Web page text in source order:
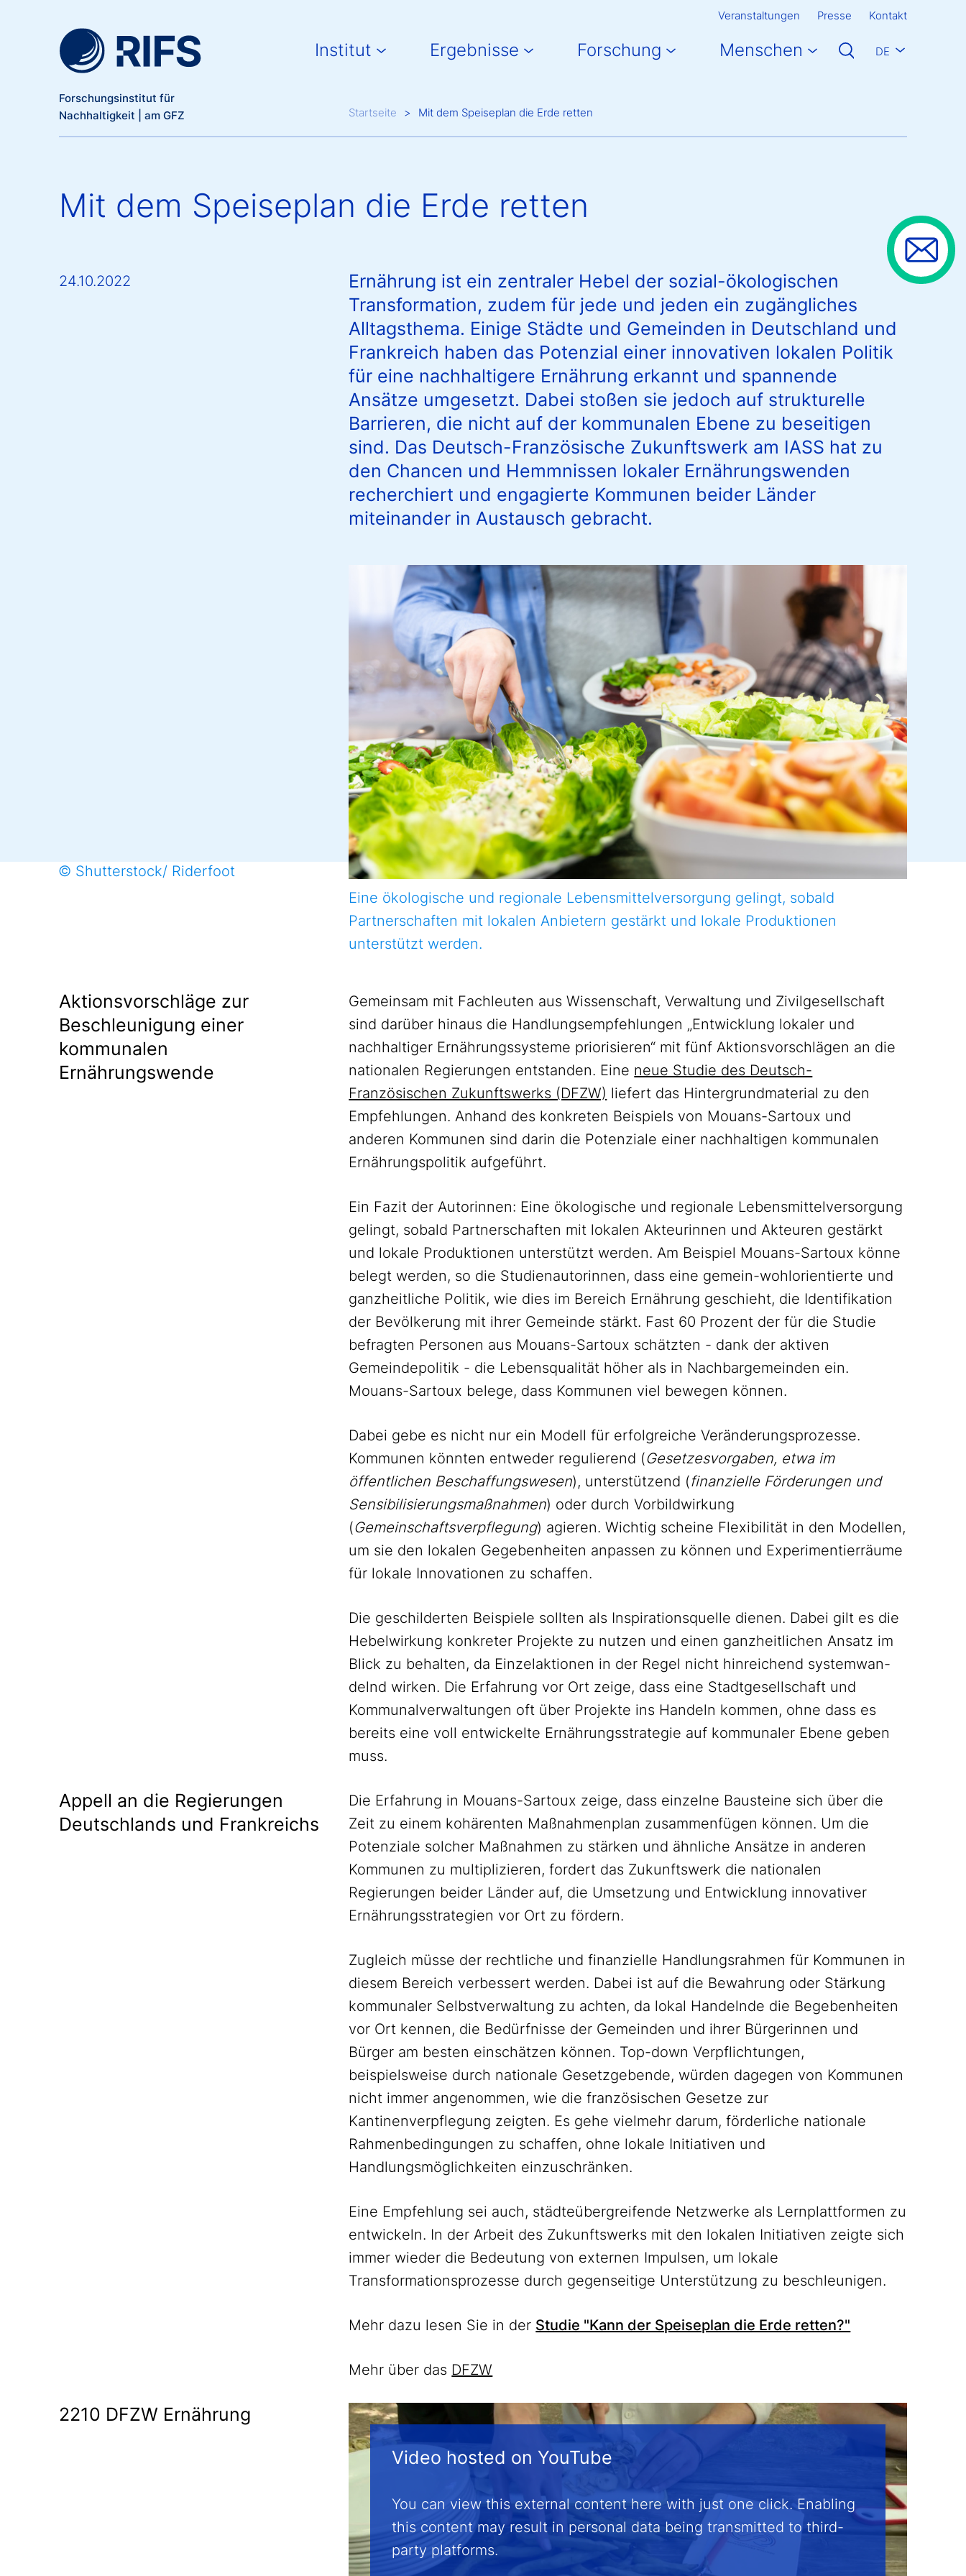
Veranstaltungen Presse Kontakt
Institut Ergebnisse Forschung Menschen DE
Forschungsinstitut für
Nachhaltigkeit | am GFZ
Breadcrumb
Startseite Mit dem Speiseplan die Erde retten
Mit dem Speiseplan die Erde retten
24.10.2022
Ernährung ist ein zentraler Hebel der sozial-ökologischen
Transformation, zudem für jede und jeden ein zugängliches
Alltagsthema. Einige Städte und Gemeinden in Deutschland und
Frankreich haben das Potenzial einer innovativen lokalen Politik
für eine nachhaltigere Ernährung erkannt und spannende
Ansätze umgesetzt. Dabei stoßen sie jedoch auf strukturelle
Barrieren, die nicht auf der kommunalen Ebene zu beseitigen
sind. Das Deutsch-Französische Zukunftswerk am IASS hat zu
den Chancen und Hemmnissen lokaler Ernährungswenden
recherchiert und engagierte Kommunen beider Länder
miteinander in Austausch gebracht.
© Shutterstock/ Riderfoot
Eine ökologische und regionale Lebensmittelversorgung gelingt, sobald
Partnerschaften mit lokalen Anbietern gestärkt und lokale Produktionen
unterstützt werden.
Aktionsvorschläge zur
Beschleunigung einer
kommunalen
Ernährungswende
Gemeinsam mit Fachleuten aus Wissenschaft, Verwaltung und Zivilgesellschaft
sind darüber hinaus die Handlungsempfehlungen „Entwicklung lokaler und
nachhaltiger Ernährungssysteme priorisieren“ mit fünf Aktionsvorschlägen an die
nationalen Regierungen entstanden. Eine neue Studie des Deutsch-
Französischen Zukunftswerks (DFZW) liefert das Hintergrundmaterial zu den
Empfehlungen. Anhand des konkreten Beispiels von Mouans-Sartoux und
anderen Kommunen sind darin die Potenziale einer nachhaltigen kommunalen
Ernährungspolitik aufgeführt.
Ein Fazit der Autorinnen: Eine ökologische und regionale Lebensmittelversorgung
gelingt, sobald Partnerschaften mit lokalen Akteurinnen und Akteuren gestärkt
und lokale Produktionen unterstützt werden. Am Beispiel Mouans-Sartoux könne
belegt werden, so die Studienautorinnen, dass eine gemein-wohlorientierte und
ganzheitliche Politik, wie dies im Bereich Ernährung geschieht, die Identifikation
der Bevölkerung mit ihrer Gemeinde stärkt. Fast 60 Prozent der für die Studie
befragten Personen aus Mouans-Sartoux schätzten - dank der aktiven
Gemeindepolitik - die Lebensqualität höher als in Nachbargemeinden ein.
Mouans-Sartoux belege, dass Kommunen viel bewegen können.
Dabei gebe es nicht nur ein Modell für erfolgreiche Veränderungsprozesse.
Kommunen könnten entweder regulierend (Gesetzesvorgaben, etwa im
öffentlichen Beschaffungswesen), unterstützend (finanzielle Förderungen und
Sensibilisierungsmaßnahmen) oder durch Vorbildwirkung
(Gemeinschaftsverpflegung) agieren. Wichtig scheine Flexibilität in den Modellen,
um sie den lokalen Gegebenheiten anpassen zu können und Experimentierräume
für lokale Innovationen zu schaffen.
Die geschilderten Beispiele sollten als Inspirationsquelle dienen. Dabei gilt es die
Hebelwirkung konkreter Projekte zu nutzen und einen ganzheitlichen Ansatz im
Blick zu behalten, da Einzelaktionen in der Regel nicht hinreichend systemwan-
delnd wirken. Die Erfahrung vor Ort zeige, dass eine Stadtgesellschaft und
Kommunalverwaltungen oft über Projekte ins Handeln kommen, ohne dass es
bereits eine voll entwickelte Ernährungsstrategie auf kommunaler Ebene geben
muss.
Appell an die Regierungen
Deutschlands und Frankreichs
Die Erfahrung in Mouans-Sartoux zeige, dass einzelne Bausteine sich über die
Zeit zu einem kohärenten Maßnahmenplan zusammenfügen können. Um die
Potenziale solcher Maßnahmen zu stärken und ähnliche Ansätze in anderen
Kommunen zu multiplizieren, fordert das Zukunftswerk die nationalen
Regierungen beider Länder auf, die Umsetzung und Entwicklung innovativer
Ernährungsstrategien vor Ort zu fördern.
Zugleich müsse der rechtliche und finanzielle Handlungsrahmen für Kommunen in
diesem Bereich verbessert werden. Dabei ist auf die Bewahrung oder Stärkung
kommunaler Selbstverwaltung zu achten, da lokal Handelnde die Begebenheiten
vor Ort kennen, die Bedürfnisse der Gemeinden und ihrer Bürgerinnen und
Bürger am besten einschätzen können. Top-down Verpflichtungen,
beispielsweise durch nationale Gesetzgebende, würden dagegen von Kommunen
nicht immer angenommen, wie die französischen Gesetze zur
Kantinenverpflegung zeigten. Es gehe vielmehr darum, förderliche nationale
Rahmenbedingungen zu schaffen, ohne lokale Initiativen und
Handlungsmöglichkeiten einzuschränken.
Eine Empfehlung sei auch, städteübergreifende Netzwerke als Lernplattformen zu
entwickeln. In der Arbeit des Zukunftswerks mit den lokalen Initiativen zeigte sich
immer wieder die Bedeutung von externen Impulsen, um lokale
Transformationsprozesse durch gegenseitige Unterstützung zu beschleunigen.
Mehr dazu lesen Sie in der Studie "Kann der Speiseplan die Erde retten?"
Mehr über das DFZW
2210 DFZW Ernährung
Video hosted on YouTube
You can view this external content here with just one click. Enabling
this content may result in personal data being transmitted to third-
party platforms.